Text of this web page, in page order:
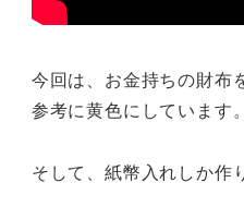
今回は、お金持ちの財布
参考に黄色にしています。
そして、紙幣入れしか作